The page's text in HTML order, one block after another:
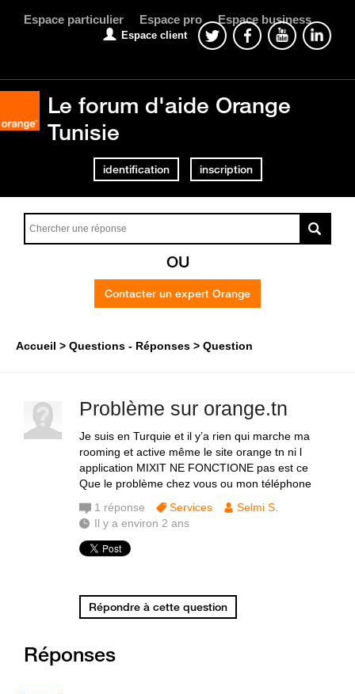
Espace particulier Espace pro Espace business
Espace client
Le forum d'aide Orange
Tunisie
identification inscription
OU
Contacter un expert Orange
Accueil Questions - Réponses Question
Problème sur orange.tn
Je suis en Turquie et il y’a rien qui marche ma
rooming et active même le site orange tn ni l
application MIXIT NE FONCTIONE pas est ce
Que le problème chez vous ou mon téléphone
1 réponse Services
Selmi S.
Il y a environ 2 ans
Répondre à cette question
Réponses